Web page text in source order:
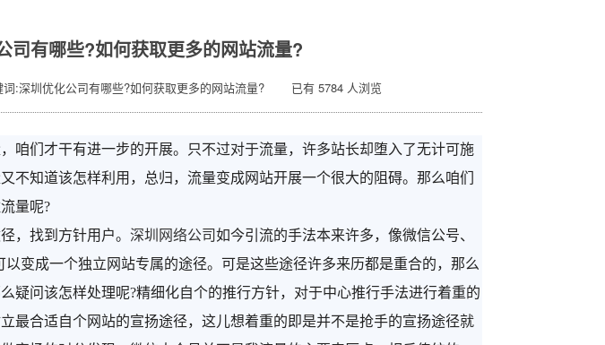
司有哪些?如何获取更多的网站流量?
:深圳优化公司有哪些?如何获取更多的网站流量? 已有 5784 人浏览
咱们才干有进一步的开展。只不过对于流量，许多站长却堕入了无计可施
不知道该怎样利用，总归，流量变成网站开展一个很大的阻碍。那么咱们
量呢?
找到方针用户。 深圳网络公司如今引流的手法本来许多，像微信公号、
以变成一个独立网站专属的途径。可是这些途径许多来历都是重合的，那么
疑问该怎样处理呢?精细化自个的推行方针，对于中心推行手法进行着重的
最合适自个网站的宣扬途径，这儿想着重的即是并不是抢手的宣扬途径就